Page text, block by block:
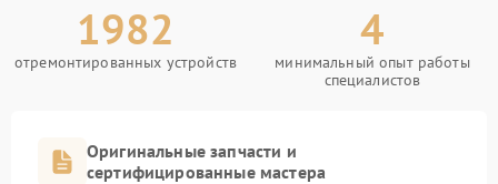
1982
отремонтированных устройств
4
минимальный опыт работы
специалистов
Оригинальные запчасти и
сертифицированные мастера